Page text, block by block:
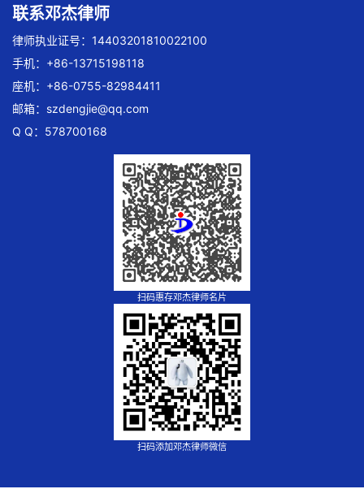
联系邓杰律师
律师执业证号：14403201810022100
手机：+86-13715198118
座机：+86-0755-82984411
邮箱： szdengjie@qq.com
Q Q：578700168
扫码惠存邓杰律师名片
扫码添加邓杰律师微信